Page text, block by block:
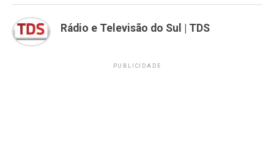
Rádio e Televisão do Sul | TDS
PUBLICIDADE